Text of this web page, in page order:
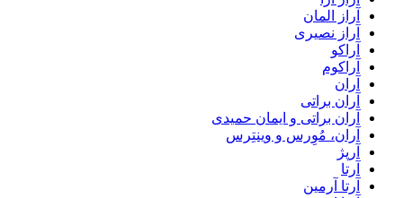
آراز المان
آراز نصیری
آراکو
آراکوم
آران
آران براتی
آران براتی و ایمان حمیدی
آران، مُوِرس و وینتِرس
آرپژ
آرتا
آرتا آرمین